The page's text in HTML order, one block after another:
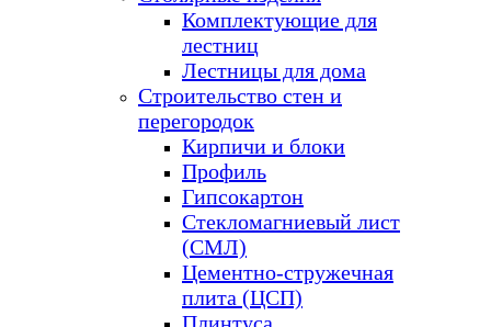
Комплектующие для
лестниц
Лестницы для дома
Строительство стен и
перегородок
Кирпичи и блоки
Профиль
Гипсокартон
Стекломагниевый лист
(СМЛ)
Цементно-стружечная
плита (ЦСП)